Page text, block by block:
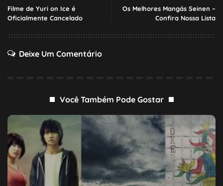
Filme de Yuri on Ice é
Oficialmente Cancelado
Os Melhores Mangás Seinen –
Confira Nossa Lista
Deixe Um Comentário
Você Também Pode Gostar